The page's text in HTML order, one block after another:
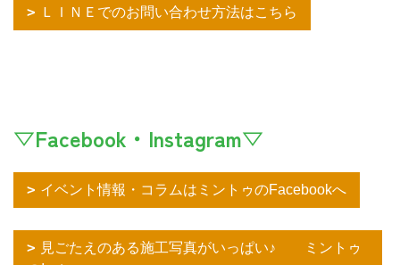
ＬＩＮＥでのお問い合わせ方法はこちら
▽Facebook・Instagram▽
イベント情報・コラムはミントゥのFacebookへ
見ごたえのある施工写真がいっぱい♪ ミントゥ